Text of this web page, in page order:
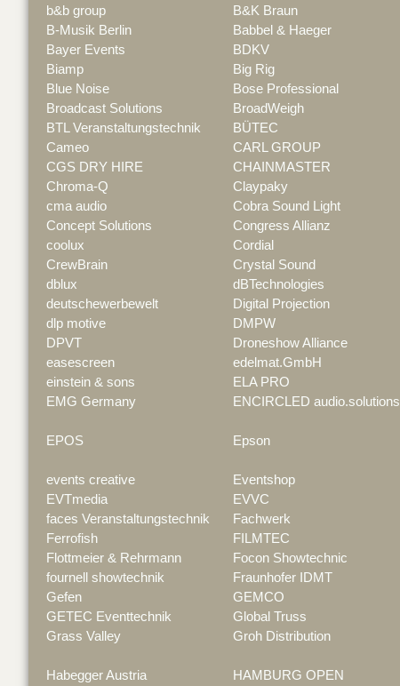
b&b group
B&K Braun
B-Musik Berlin
Babbel & Haeger
Bayer Events
BDKV
Biamp
Big Rig
Blue Noise
Bose Professional
Broadcast Solutions
BroadWeigh
BTL Veranstaltungstechnik
BÜTEC
Cameo
CARL GROUP
CGS DRY HIRE
CHAINMASTER
Chroma-Q
Claypaky
cma audio
Cobra Sound Light
Concept Solutions
Congress Allianz
coolux
Cordial
CrewBrain
Crystal Sound
dblux
dBTechnologies
deutschewerbewelt
Digital Projection
dlp motive
DMPW
DPVT
Droneshow Alliance
easescreen
edelmat.GmbH
einstein & sons
ELA PRO
EMG Germany
ENCIRCLED audio.solutions
EPOS
Epson
events creative
Eventshop
EVTmedia
EVVC
faces Veranstaltungstechnik
Fachwerk
Ferrofish
FILMTEC
Flottmeier & Rehrmann
Focon Showtechnic
fournell showtechnik
Fraunhofer IDMT
Gefen
GEMCO
GETEC Eventtechnik
Global Truss
Grass Valley
Groh Distribution
Habegger Austria
HAMBURG OPEN